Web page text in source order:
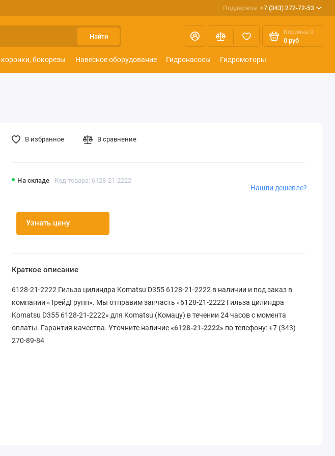
Поддержка +7 (343) 272-72-53
Найти
Корзина 0
0 руб
бокорезы Навесное оборудование Гидронасосы Гидромоторы
На складе Код товара: 6128-21-2222
Узнать цену
Нашли дешевле?
В избранное В сравнение
Краткое описание
6128-21-2222 Гильза цилиндра Komatsu D355 6128-21-2222 в наличии и под заказ в
компании «ТрейдГрупп». Мы отправим запчасть «6128-21-2222 Гильза цилиндра
Komatsu D355 6128-21-2222» для Komatsu (Комацу) в течении 24 часов с момента
оплаты. Гарантия качества. Уточните наличие «6128-21-2222» по телефону: +7 (343)
270-89-84